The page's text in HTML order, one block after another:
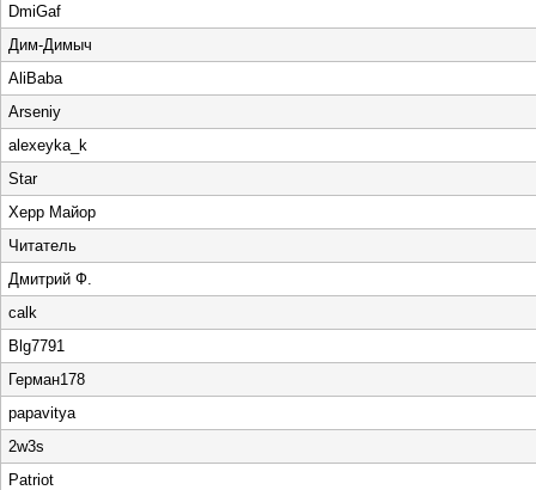
DmiGaf
Дим-Димыч
AliBaba
Arseniy
alexeyka_k
Star
Херр Майор
Читатель
Дмитрий Ф.
calk
Blg7791
Герман178
papavitya
2w3s
Patriot